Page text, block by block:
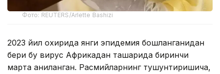
Фото: REUTERS/Arlette Bashizi
2023 йил охирида янги эпидемия бошланганидан
бери бу вирус Африкадан ташқарида биринчи
марта аниқланган. Расмийларнинг тушунтиришича,